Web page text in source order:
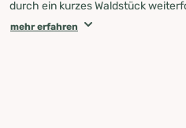
durch ein kurzes Waldstück
und Hochegger gelangst du
Parkplatz bei der Talstation der
mehr erfahren